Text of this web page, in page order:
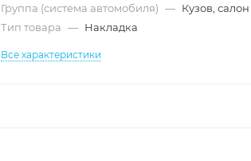
Группа (система автомобиля) — Кузов, салон
Тип товара — Накладка
Все характеристики